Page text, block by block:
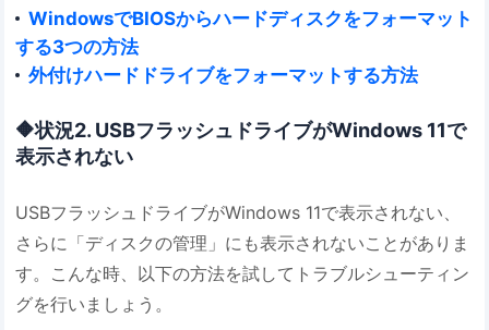
WindowsでBIOSからハードディスクをフォーマット
する3つの方法
外付けハードドライブをフォーマットする方法
🔶状況2. USBフラッシュドライブがWindows 11で
表示されない
USBフラッシュドライブがWindows 11で表示されない、
さらに「ディスクの管理」にも表示されないことがありま
す。こんな時、以下の方法を試してトラブルシューティン
グを行いましょう。